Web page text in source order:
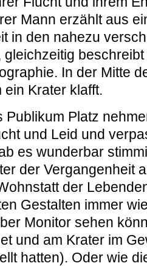
Mann erzählt aus
in den nahezu
In der Mitte
ein Krater klafft.
Publikum Platz
und Leid und
es wunderbar
der Vergangenheit
der
Gestalten immer
Monitor sehen
und am Krater im
hatten). Oder wie